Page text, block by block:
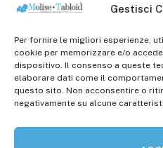
Gestisci
Per fornire le migliori esperienze,
cookie per memorizzare e/o
dispositivo. Il consenso a queste
elaborare dati come il
questo sito. Non acconsentire o
negativamente su alcune
+39 3333169466
Scrivici a:
info@molisetabloid.it
Disclaimer